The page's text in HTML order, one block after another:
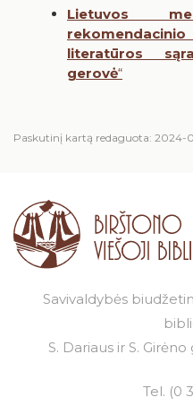
Lietuvos
literatūros
gerovė“
Paskutinį kartą redaguota: 2024-
Savivaldybės
S. Dariaus ir S. Girėno
Tel. (0